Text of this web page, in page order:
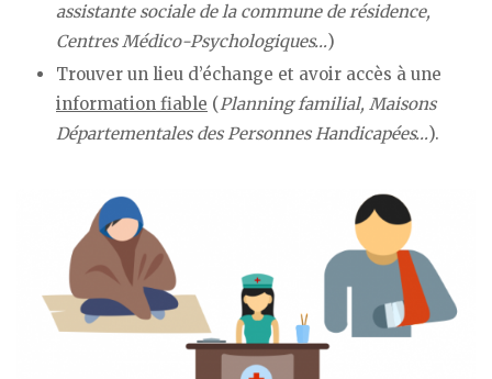
assistante sociale de la commune de résidence,
Centres Médico-Psychologiques…)
Trouver un lieu d’échange et avoir accès à une
information fiable (Planning familial, Maisons
Départementales des Personnes Handicapées…).